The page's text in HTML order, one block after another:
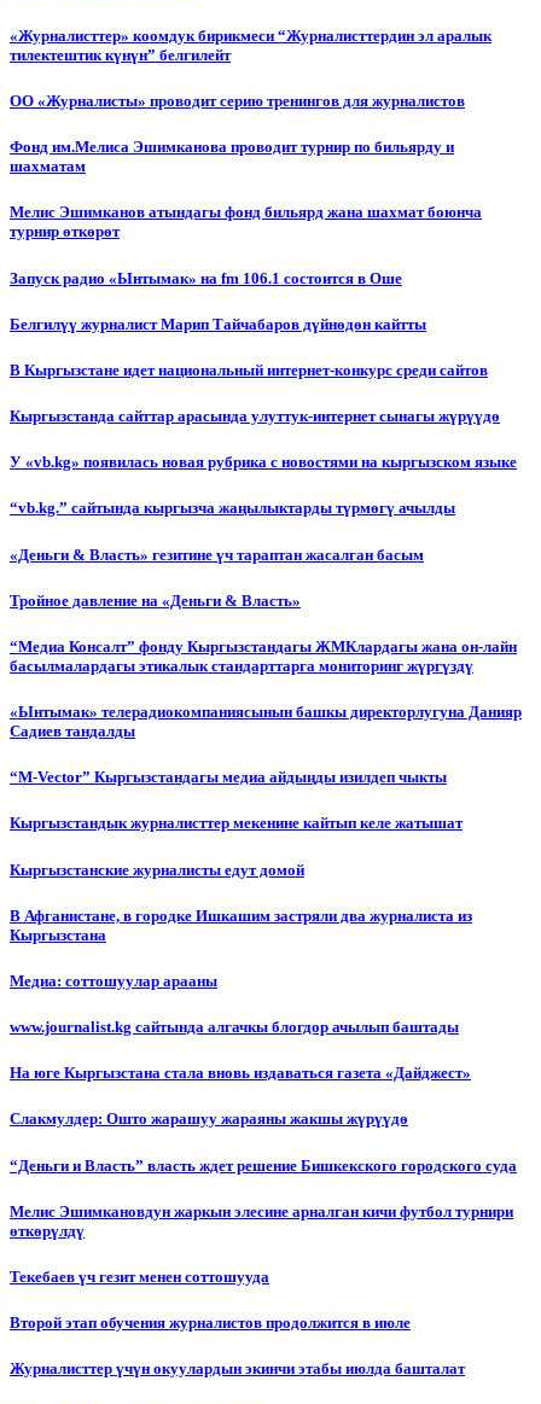
«Журналисттер» коомдук бирикмеси “Журналисттердин эл аралык
тилектештик күнүн” белгилейт
ОО «Журналисты» проводит серию тренингов для журналистов
Фонд им.Мелиса Эшимканова проводит турнир по бильярду и
шахматам
Мелис Эшимканов атындагы фонд бильярд жана шахмат боюнча
турнир өткөрөт
Запуск радио «Ынтымак» на fm 106.1 состоится в Оше
Белгилүү журналист Марип Тайчабаров дүйнөдөн кайтты
В Кыргызстане идет национальный интернет-конкурс среди сайтов
Кыргызстанда сайттар арасында улуттук-интернет сынагы жүрүүдө
У «vb.kg» появилась новая рубрика с новостями на кыргызском языке
“vb.kg.” сайтында кыргызча жаңылыктарды түрмөгү ачылды
«Деньги & Власть» гезитине үч тараптан жасалган басым
Тройное давление на «Деньги & Власть»
“Медиа Консалт” фонду Кыргызстандагы ЖМКлардагы жана он-лайн
басылмалардагы этикалык стандарттарга мониторинг жүргүздү
«Ынтымак» телерадиокомпаниясынын башкы директорлугуна Данияр
Садиев тандалды
“М-Vector” Кыргызстандагы медиа айдыңды изилдеп чыкты
Кыргызстандык журналисттер мекенине кайтып келе жатышат
Кыргызстанские журналисты едут домой
В Афганистане, в городке Ишкашим застряли два журналиста из
Кыргызстана
Медиа: соттошуулар арааны
www.journalist.kg сайтында алгачкы блогдор ачылып баштады
На юге Кыргызстана стала вновь издаваться газета «Дайджест»
Слакмулдер: Ошто жарашуу жараяны жакшы жүрүүдө
“Деньги и Власть” власть ждет решение Бишкекского городского суда
Мелис Эшимкановдун жаркын элесине арналган кичи футбол турнири
өткөрүлдү
Текебаев үч гезит менен соттошууда
Второй этап обучения журналистов продолжится в июле
Журналисттер үчүн окуулардын экинчи этабы июлда башталат